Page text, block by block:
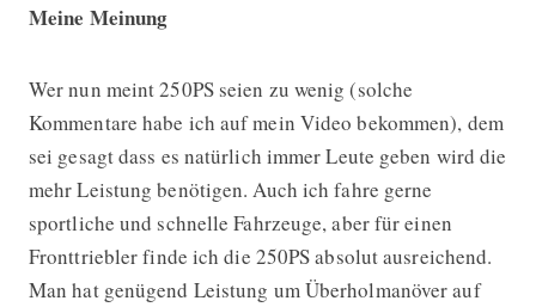
Meine Meinung
Wer nun meint 250PS seien zu wenig (solche
Kommentare habe ich auf mein Video bekommen), dem
sei gesagt dass es natürlich immer Leute geben wird die
mehr Leistung benötigen. Auch ich fahre gerne
sportliche und schnelle Fahrzeuge, aber für einen
Fronttriebler finde ich die 250PS absolut ausreichend.
Man hat genügend Leistung um Überholmanöver auf